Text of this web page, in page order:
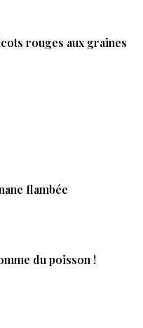
rouges aux graines
flambée
du poisson !